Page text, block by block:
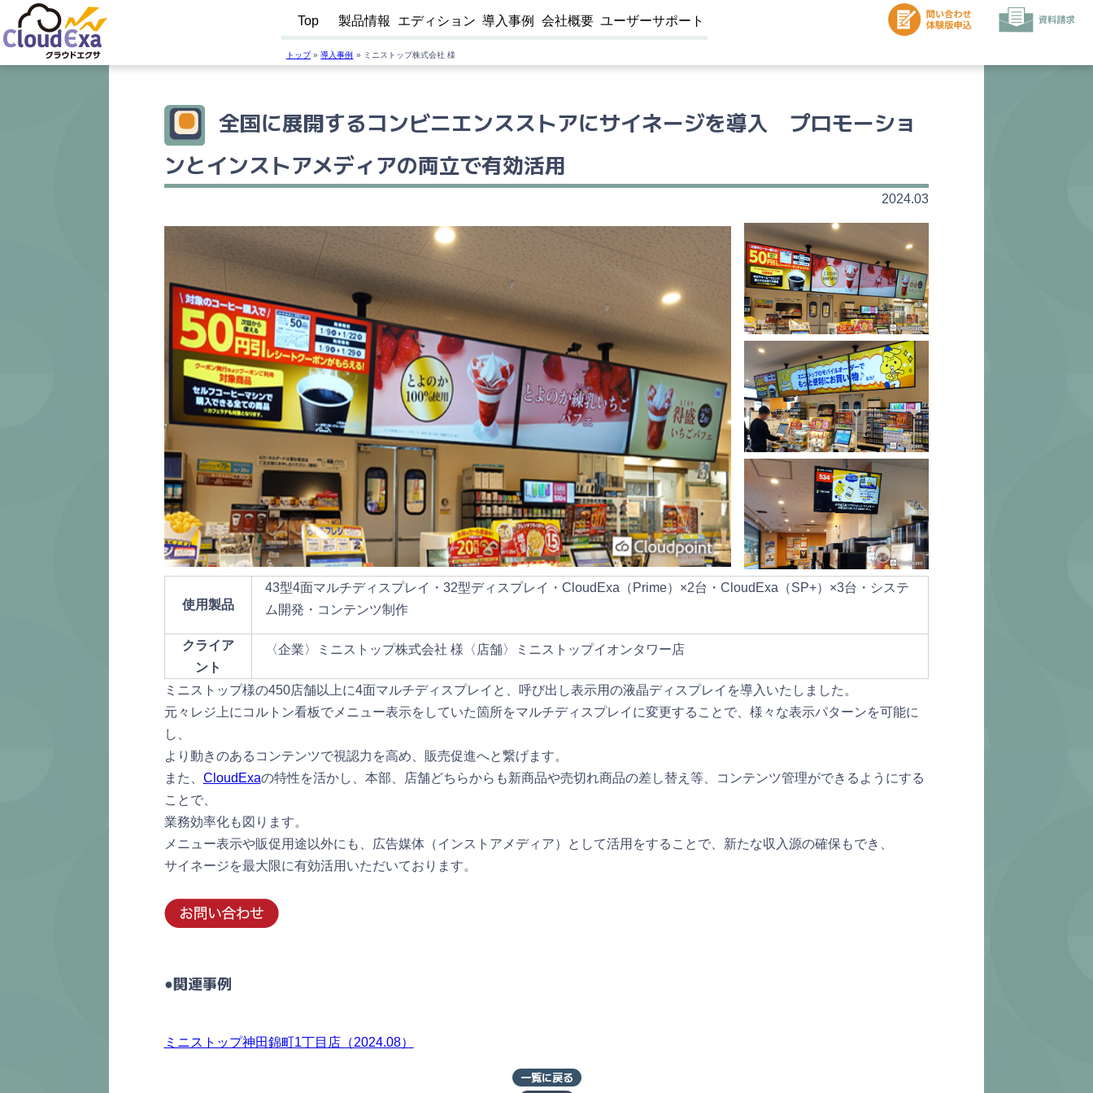
Top 製品情報 エディション 導入事例 会社概要 ユーザーサポート
トップ 導入事例 ミニストップ株式会社 様
全国に展開するコンビニエンスストアにサイネージを導入 プロモーショ
ンとインストアメディアの両立で有効活用
2024.03
使用製品
43型4面マルチディスプレイ・32型ディスプレイ・CloudExa（Prime）×2台・CloudExa（SP+）×3台・システ
ム開発・コンテンツ制作
クライア
ント
〈企業〉ミニストップ株式会社 様〈店舗〉ミニストップイオンタワー店
ミニストップ様の450店舗以上に4面マルチディスプレイと、呼び出し表示用の液晶ディスプレイを導入いたしました。
元々レジ上にコルトン看板でメニュー表示をしていた箇所をマルチディスプレイに変更することで、様々な表示パターンを可能に
し、
より動きのあるコンテンツで視認力を高め、販売促進へと繋げます。
また、 CloudExaの特性を活かし、本部、店舗どちらからも新商品や売切れ商品の差し替え等、コンテンツ管理ができるようにする
ことで、
業務効率化も図ります。
メニュー表示や販促用途以外にも、広告媒体（インストアメディア）として活用をすることで、新たな収入源の確保もでき、
サイネージを最大限に有効活用いただいております。
●関連事例
ミニストップ神田錦町1丁目店（2024.08）
一覧に戻る